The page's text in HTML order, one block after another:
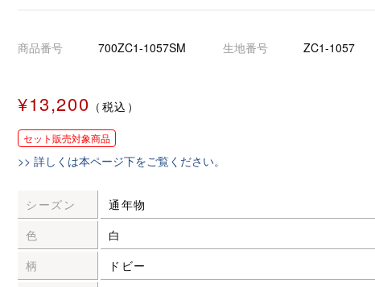
商品番号 700ZC1-1057SM 生地番号 ZC1-1057
¥13,200 （税込）
セット販売対象商品
>> 詳しくは本ページ下をご覧ください。
シーズン
通年物
色
白
柄
ドビー